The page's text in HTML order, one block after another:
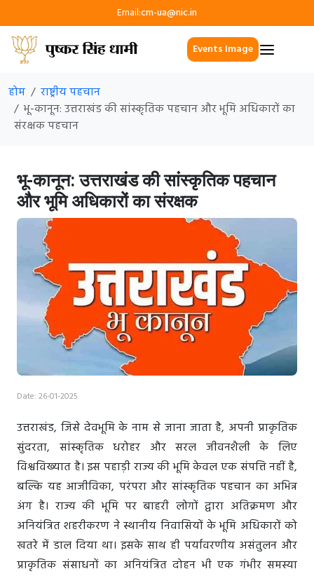
Email:cm-ua@nic.in
Events Image
होम
राष्ट्रीय पहचान
भू-कानून: उत्तराखंड की सांस्कृतिक पहचान और भूमि अधिकारों का
संरक्षक पहचान
भू-कानून: उत्तराखंड की सांस्कृतिक पहचान
और भूमि अधिकारों का संरक्षक
Date: 26-01-2025
उत्तराखंड, जिसे देवभूमि के नाम से जाना जाता है, अपनी प्राकृतिक
सुंदरता, सांस्कृतिक धरोहर और सरल जीवनशैली के लिए
विश्वविख्यात है। इस पहाड़ी राज्य की भूमि केवल एक संपत्ति नहीं है,
बल्कि यह आजीविका, परंपरा और सांस्कृतिक पहचान का अभिन्न
अंग है। राज्य की भूमि पर बाहरी लोगों द्वारा अतिक्रमण और
अनियंत्रित शहरीकरण ने स्थानीय निवासियों के भूमि अधिकारों को
खतरे में डाल दिया था। इसके साथ ही पर्यावरणीय असंतुलन और
प्राकृतिक संसाधनों का अनियंत्रित दोहन भी एक गंभीर समस्या